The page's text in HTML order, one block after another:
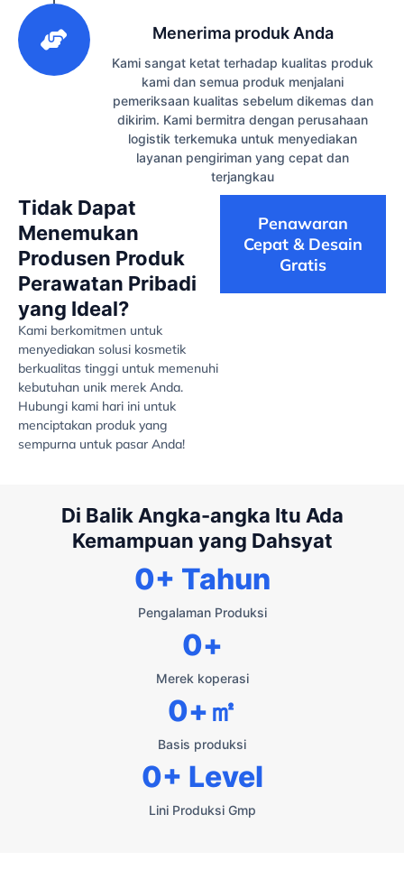
Menerima produk Anda
Kami sangat ketat terhadap kualitas produk
kami dan semua produk menjalani
pemeriksaan kualitas sebelum dikemas dan
dikirim. Kami bermitra dengan perusahaan
logistik terkemuka untuk menyediakan
layanan pengiriman yang cepat dan
terjangkau
Tidak Dapat
Menemukan
Produsen Produk
Perawatan Pribadi
yang Ideal?
Kami berkomitmen untuk
menyediakan solusi kosmetik
berkualitas tinggi untuk memenuhi
kebutuhan unik merek Anda.
Hubungi kami hari ini untuk
menciptakan produk yang
sempurna untuk pasar Anda!
Penawaran
Cepat & Desain
Gratis
Di Balik Angka-angka Itu Ada
Kemampuan yang Dahsyat
Pengalaman Produksi
0+ Tahun
Merek koperasi
0+
Basis produksi
0+㎡
Lini Produksi Gmp
0+ Level